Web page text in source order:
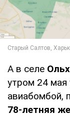
А в селе
утром 24 мая
авиабомбой,
78-летняя